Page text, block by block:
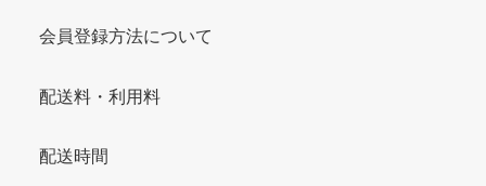
会員登録方法について
配送料・利用料
配送時間